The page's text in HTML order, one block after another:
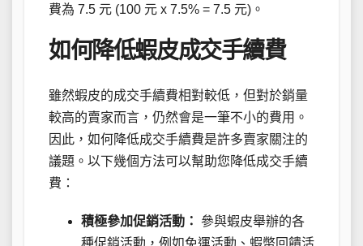
費為 7.5 元 (100 元 x 7.5% = 7.5 元)。
如何降低蝦皮成交手續費
雖然蝦皮的成交手續費相對較低，但對於銷量
較高的賣家而言，仍然會是一筆不小的費用。
因此，如何降低成交手續費是許多賣家關注的
議題。以下幾個方法可以幫助您降低成交手續
費：
積極參加促銷活動： 參與蝦皮舉辦的各
種促銷活動，例如免運活動、蝦幣回饋活